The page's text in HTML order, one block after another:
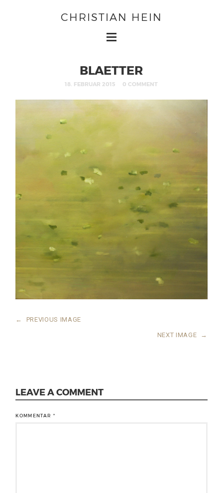
CHRISTIAN HEIN
BLAETTER
18. FEBRUAR 2015 0 COMMENT
← PREVIOUS IMAGE
NEXT IMAGE →
LEAVE A COMMENT
KOMMENTAR *